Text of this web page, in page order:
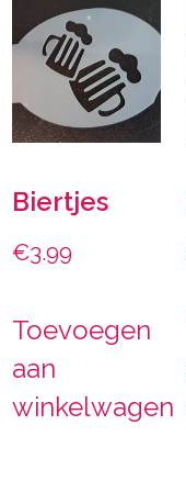
Biertjes
€3.99
Toevoegen
aan
winkelwagen